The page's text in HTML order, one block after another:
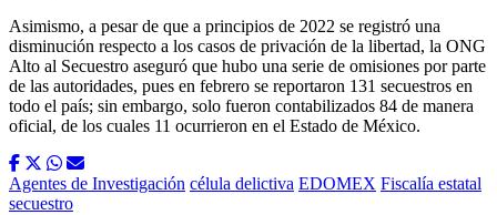
Asimismo, a pesar de que a principios de 2022 se registró una
disminución respecto a los casos de privación de la libertad, la ONG
Alto al Secuestro aseguró que hubo una serie de omisiones por parte
de las autoridades, pues en febrero se reportaron 131 secuestros en
todo el país; sin embargo, solo fueron contabilizados 84 de manera
oficial, de los cuales 11 ocurrieron en el Estado de México.
Agentes de Investigación célula delictiva EDOMEX Fiscalía estatal
secuestro